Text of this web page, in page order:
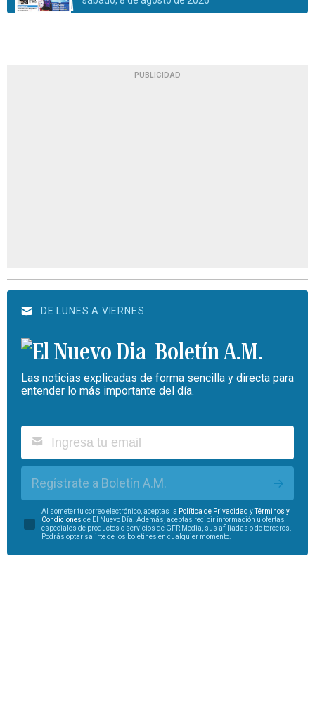
PUBLICIDAD
DE LUNES A VIERNES
Boletín A.M.
Las noticias explicadas de forma sencilla y directa para
entender lo más importante del día.
Regístrate a Boletín A.M.
Al someter tu correo electrónico, aceptas la Política de Privacidad yTérminos y
Condiciones de El Nuevo Día. Además, aceptas recibir información u ofertas
especiales de productos o servicios de GFR Media, sus afiliadas o de terceros.
Podrás optar salirte de los boletines en cualquier momento.